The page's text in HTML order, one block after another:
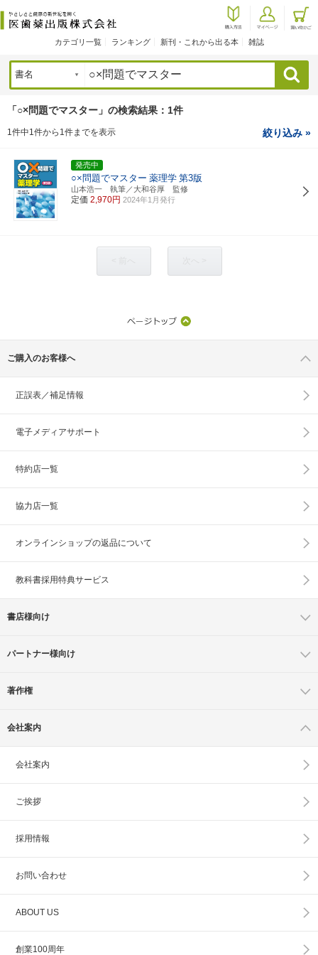
カテゴリ一覧 ランキング 新刊・これから出る本 雑誌
検索
「○×問題でマスター」の検索結果：1件
1件中1件から1件までを表示 絞り込み »
発売中
○×問題でマスター 薬理学 第3版
山本浩一 執筆／大和谷厚 監修
定価 2,970円 2024年1月発行
ご購入のお客様へ
正誤表／補足情報
電子メディアサポート
特約店一覧
協力店一覧
オンラインショップの返品について
教科書採用特典サービス
書店様向け
パートナー様向け
著作権
会社案内
会社案内
ご挨拶
採用情報
お問い合わせ
ABOUT US
創業100周年